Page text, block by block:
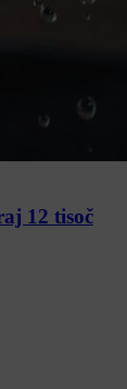
12 tisoč